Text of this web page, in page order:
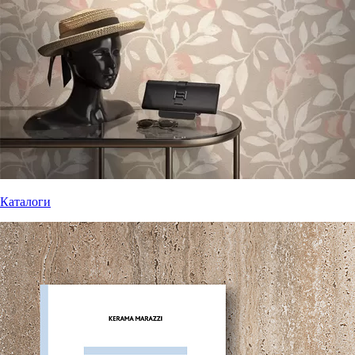
Каталоги